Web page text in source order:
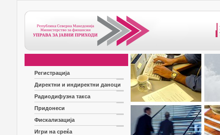
Регистрација
Директни и индиректни даноци
Радиодифузна такса
Придонеси
Фискализација
Игри на среќа